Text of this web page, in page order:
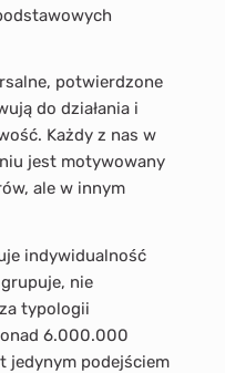
potwierdzone
do działania i
Każdy z nas w
jest motywowany
ale w innym
indywidualność
nie
typologii
6.000.000
jedynym podejściem